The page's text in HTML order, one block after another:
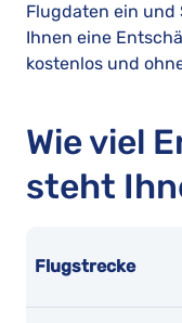
Flugdaten ein und
Ihnen eine
kostenlos und
Wie viel
steht
Flugstrecke